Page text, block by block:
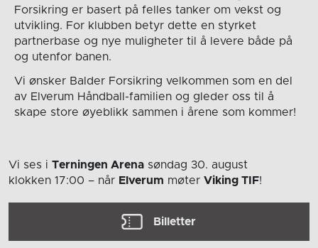
Forsikring er basert på felles tanker om vekst og
utvikling. For klubben betyr dette en styrket
partnerbase og nye muligheter til å levere både på
og utenfor banen.
Vi ønsker Balder Forsikring velkommen som en del
av Elverum Håndball-familien og gleder oss til å
skape store øyeblikk sammen i årene som kommer!
Vi ses i Terningen Arena søndag 30. august
klokken 17:00 – når Elverum møter Viking TIF!
Billetter